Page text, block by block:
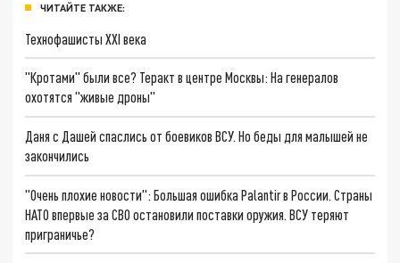
ЧИТАЙТЕ ТАКЖЕ:
Технофашисты XXI века
"Кротами" были все? Теракт в центре Москвы: На генералов
охотятся "живые дроны"
Даня с Дашей спаслись от боевиков ВСУ. Но беды для малышей не
закончились
"Очень плохие новости": Большая ошибка Palantir в России. Страны
НАТО впервые за СВО остановили поставки оружия. ВСУ теряют
приграничье?